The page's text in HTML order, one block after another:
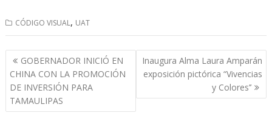
a
t
s
A
p
c
e
b
o
o
s
s
e
n
g
e
a
n
t
CÓDIGO VISUAL, UAT
Navegación
de
entradas
GOBERNADOR INICIÓ EN
CHINA CON LA PROMOCIÓN
DE INVERSIÓN PARA
TAMAULIPAS
Inaugura Alma Laura Amparán
exposición pictórica “Vivencias
y Colores’’